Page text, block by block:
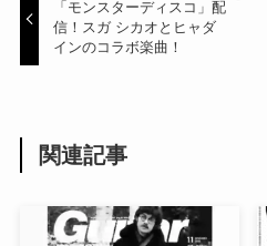
「モンスターディスコ」配
信！スガ シカオとヒャダ
インのコラボ楽曲！
関連記事